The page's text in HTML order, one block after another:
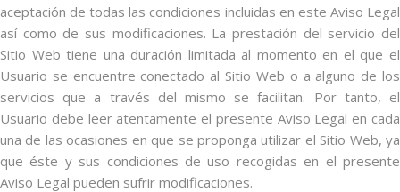
aceptación de todas las condiciones incluidas en este Aviso Legal
así como de sus modificaciones. La prestación del servicio del
Sitio Web tiene una duración limitada al momento en el que el
Usuario se encuentre conectado al Sitio Web o a alguno de los
servicios que a través del mismo se facilitan. Por tanto, el
Usuario debe leer atentamente el presente Aviso Legal en cada
una de las ocasiones en que se proponga utilizar el Sitio Web, ya
que éste y sus condiciones de uso recogidas en el presente
Aviso Legal pueden sufrir modificaciones.